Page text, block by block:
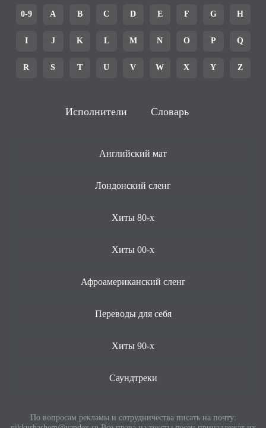
0-9 A B C D E F G H
I J K L M N O P Q
R S T U V W X Y Z
Исполнители Словарь
Английский мат
Лондонский сленг
Хиты 80-х
Хиты 00-х
Афроамериканский сленг
Переводы для себя
Хиты 90-х
Саундтреки
По вопросам рекламы и сотрудничества писать на почту: